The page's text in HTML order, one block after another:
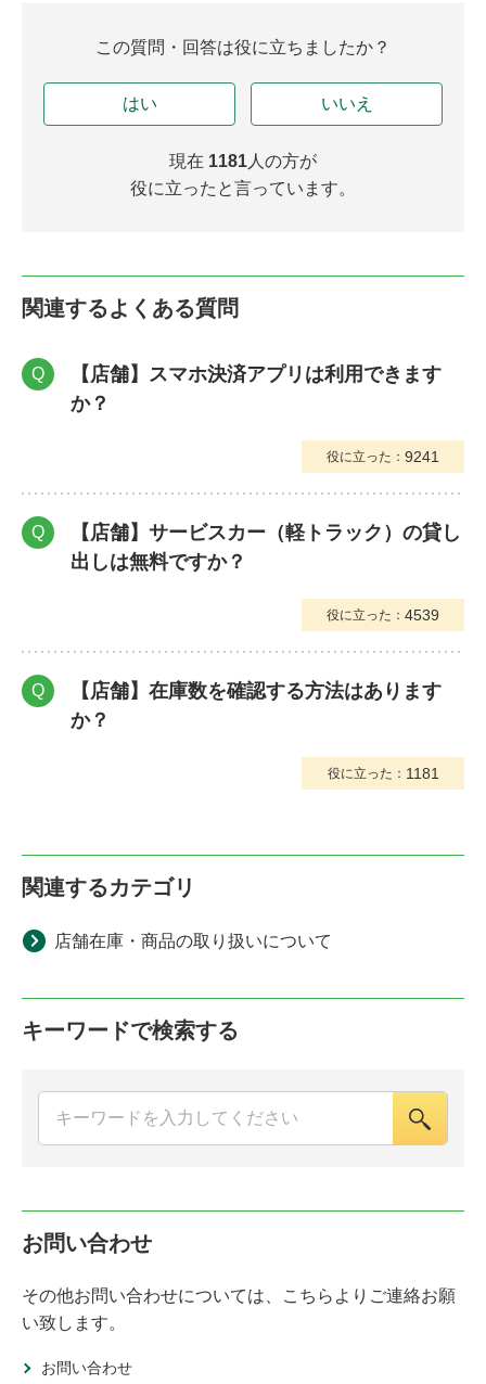
この質問・回答は役に立ちましたか？
はい いいえ
現在 1181 人の方が
役に立ったと言っています。
関連するよくある質問
Q
【店舗】スマホ決済アプリは利用できます
か？
役に立った： 9241
Q
【店舗】サービスカー（軽トラック）の貸し
出しは無料ですか？
役に立った： 4539
Q
【店舗】在庫数を確認する方法はあります
か？
役に立った： 1181
関連するカテゴリ
店舗在庫・商品の取り扱いについて
キーワードで検索する
お問い合わせ
その他お問い合わせについては、こちらよりご連絡お願
い致します。
お問い合わせ